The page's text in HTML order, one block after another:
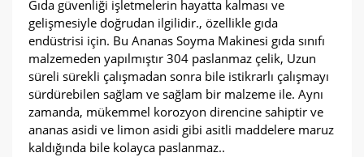
Gıda güvenliği işletmelerin hayatta kalması ve
gelişmesiyle doğrudan ilgilidir., özellikle gıda
endüstrisi için. Bu Ananas Soyma Makinesi gıda sınıfı
malzemeden yapılmıştır 304 paslanmaz çelik, Uzun
süreli sürekli çalışmadan sonra bile istikrarlı çalışmayı
sürdürebilen sağlam ve sağlam bir malzeme ile. Aynı
zamanda, mükemmel korozyon direncine sahiptir ve
ananas asidi ve limon asidi gibi asitli maddelere maruz
kaldığında bile kolayca paslanmaz..